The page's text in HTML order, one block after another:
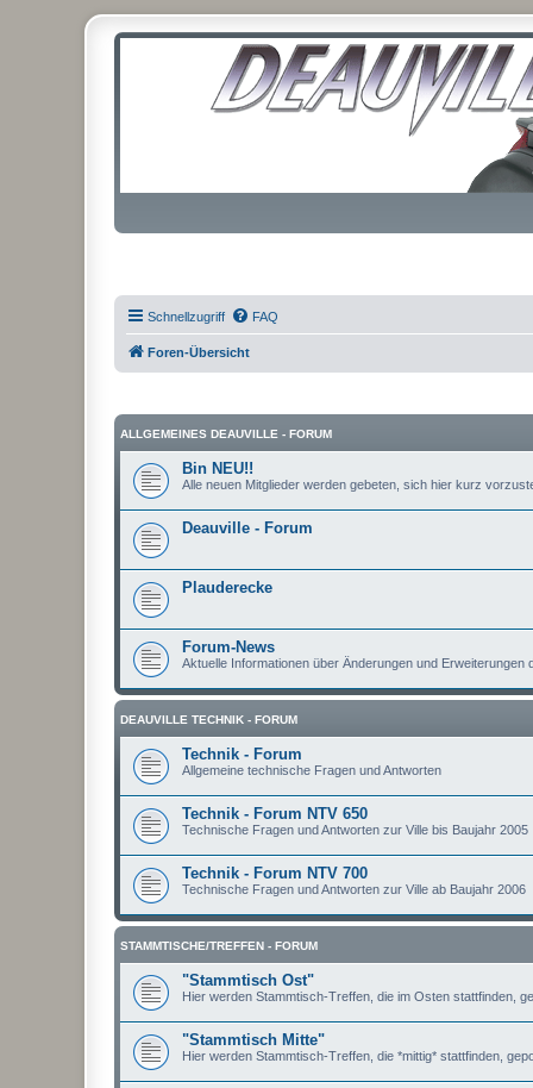
Schnellzugriff FAQ
Foren-Übersicht
ALLGEMEINES DEAUVILLE - FORUM
Bin NEU!!
Alle neuen Mitglieder werden gebeten, sich hier kurz
Deauville - Forum
Plauderecke
Forum-News
Aktuelle Informationen über Änderungen und Erweiterungen
DEAUVILLE TECHNIK - FORUM
Technik - Forum
Allgemeine technische Fragen und Antworten
Technik - Forum NTV 650
Technische Fragen und Antworten zur Ville bis Baujahr 2005
Technik - Forum NTV 700
Technische Fragen und Antworten zur Ville ab Baujahr 2006
STAMMTISCHE/TREFFEN - FORUM
"Stammtisch Ost"
Hier werden Stammtisch-Treffen, die im Osten stattfinden,
"Stammtisch Mitte"
Hier werden Stammtisch-Treffen, die *mittig* stattfinden,